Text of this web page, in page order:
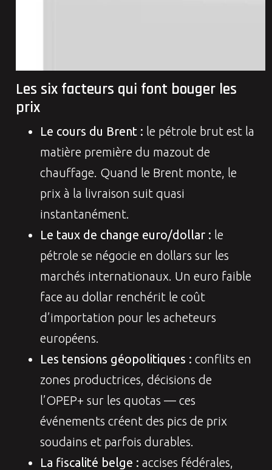
Les six facteurs qui font bouger les
prix
Le cours du Brent : le pétrole brut est la
matière première du mazout de
chauffage. Quand le Brent monte, le
prix à la livraison suit quasi
instantanément.
Le taux de change euro/dollar : le
pétrole se négocie en dollars sur les
marchés internationaux. Un euro faible
face au dollar renchérit le coût
d’importation pour les acheteurs
européens.
Les tensions géopolitiques : conflits en
zones productrices, décisions de
l’OPEP+ sur les quotas — ces
événements créent des pics de prix
soudains et parfois durables.
La fiscalité belge : accises fédérales,